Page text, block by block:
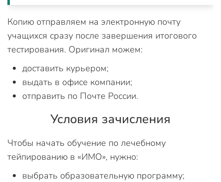
Копию отправляем на электронную почту
учащихся сразу после завершения итогового
тестирования. Оригинал можем:
доставить курьером;
выдать в офисе компании;
отправить по Почте России.
Условия зачисления
Чтобы начать обучение по лечебному
тейпированию в «ИМО», нужно:
выбрать образовательную программу;